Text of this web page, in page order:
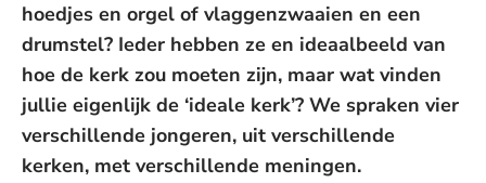
hoedjes en orgel of vlaggenzwaaien en een
drumstel? Ieder hebben ze en ideaalbeeld van
hoe de kerk zou moeten zijn, maar wat vinden
jullie eigenlijk de ‘ideale kerk’? We spraken vier
verschillende jongeren, uit verschillende
kerken, met verschillende meningen.